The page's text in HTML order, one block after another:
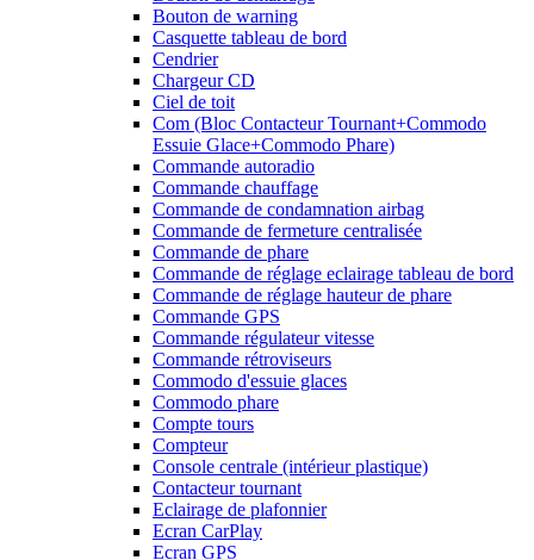
Bouton de warning
Casquette tableau de bord
Cendrier
Chargeur CD
Ciel de toit
Com (Bloc Contacteur Tournant+Commodo
Essuie Glace+Commodo Phare)
Commande autoradio
Commande chauffage
Commande de condamnation airbag
Commande de fermeture centralisée
Commande de phare
Commande de réglage eclairage tableau de bord
Commande de réglage hauteur de phare
Commande GPS
Commande régulateur vitesse
Commande rétroviseurs
Commodo d'essuie glaces
Commodo phare
Compte tours
Compteur
Console centrale (intérieur plastique)
Contacteur tournant
Eclairage de plafonnier
Ecran CarPlay
Ecran GPS